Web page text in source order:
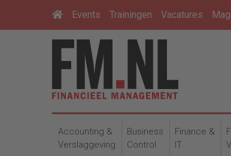
Events Trainingen Vacatures
Accounting &
Verslaggeving
Business
Control
Finance &
IT